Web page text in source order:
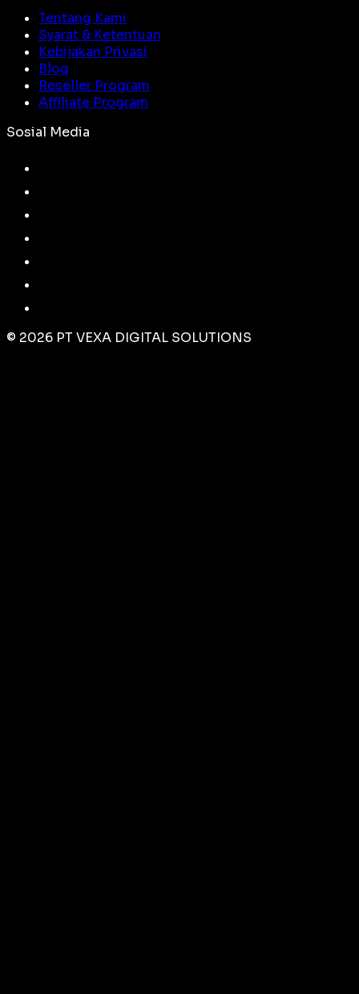
Tentang Kami
Syarat & Ketentuan
Kebijakan Privasi
Blog
Reseller Program
Affiliate Program
Sosial Media
© 2026 PT VEXA DIGITAL SOLUTIONS